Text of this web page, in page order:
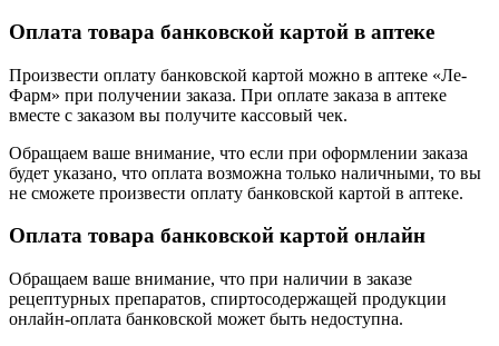
Оплата товара банковской картой в аптеке
Произвести оплату банковской картой можно в аптеке «Ле-
Фарм» при получении заказа. При оплате заказа в аптеке
вместе с заказом вы получите кассовый чек.
Обращаем ваше внимание, что если при оформлении заказа
будет указано, что оплата возможна только наличными, то вы
не сможете произвести оплату банковской картой в аптеке.
Оплата товара банковской картой онлайн
Обращаем ваше внимание, что при наличии в заказе
рецептурных препаратов, спиртосодержащей продукции
онлайн-оплата банковской может быть недоступна.